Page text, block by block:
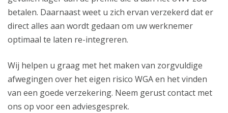
betalen. Daarnaast weet u zich ervan verzekerd dat er
direct alles aan wordt gedaan om uw werknemer
optimaal te laten re-integreren.
Wij helpen u graag met het maken van zorgvuldige
afwegingen over het eigen risico WGA en het vinden
van een goede verzekering. Neem gerust contact met
ons op voor een adviesgesprek.